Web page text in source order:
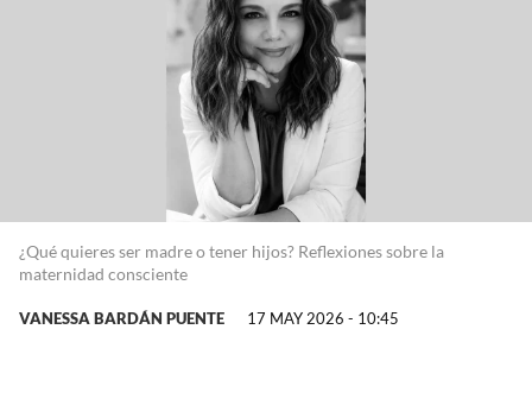
¿Qué quieres ser madre o tener hijos? Reflexiones sobre la
maternidad consciente
VANESSA BARDÁN PUENTE 17 MAY 2026 - 10:45